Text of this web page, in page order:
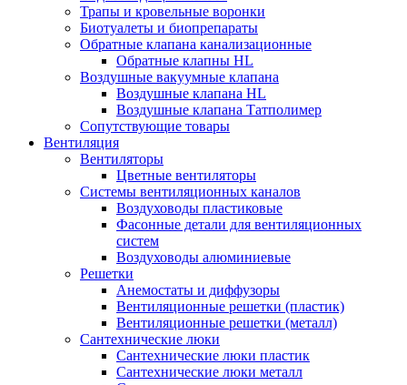
Трапы и кровельные воронки
Биотуалеты и биопрепараты
Обратные клапана канализационные
Обратные клапны HL
Воздушные вакуумные клапана
Воздушные клапана HL
Воздушные клапана Татполимер
Сопутствующие товары
Вентиляция
Вентиляторы
Цветные вентиляторы
Системы вентиляционных каналов
Воздуховоды пластиковые
Фасонные детали для вентиляционных
систем
Воздуховоды алюминиевые
Решетки
Анемостаты и диффузоры
Вентиляционные решетки (пластик)
Вентиляционные решетки (металл)
Сантехнические люки
Сантехнические люки пластик
Сантехнические люки металл